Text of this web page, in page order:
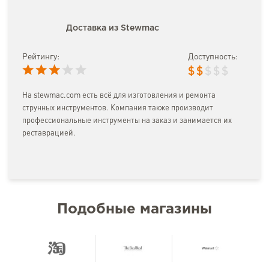
Доставка из Stewmac
Рейтингу: Доступность:
$ $ $ $ $
На stewmac.com есть всё для изготовления и ремонта
струнных инструментов. Компания также производит
профессиональные инструменты на заказ и занимается их
реставрацией.
Подобные магазины